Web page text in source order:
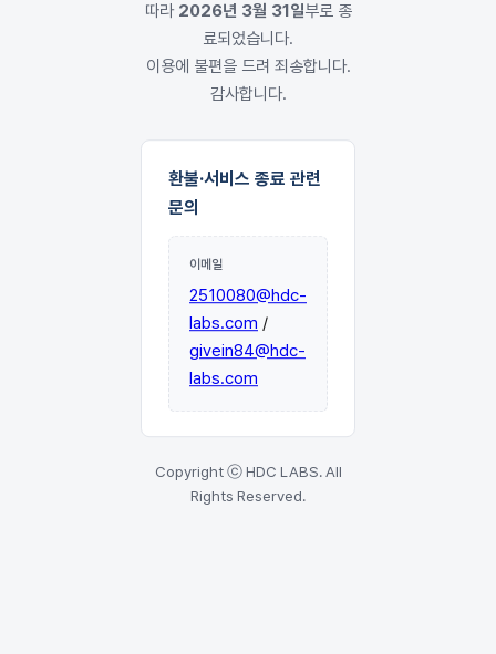
따라 2026년 3월 31일부로 종
료되었습니다.
이용에 불편을 드려 죄송합니다.
감사합니다.
환불·서비스 종료 관련
문의
이메일
2510080@hdc-
labs.com /
givein84@hdc-
labs.com
Copyright ⓒ HDC LABS. All
Rights Reserved.